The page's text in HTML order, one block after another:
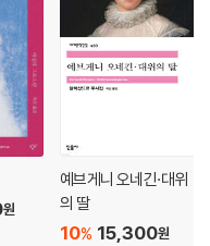
원
예브게니 오네긴·대위
의 딸
15,300원
10%